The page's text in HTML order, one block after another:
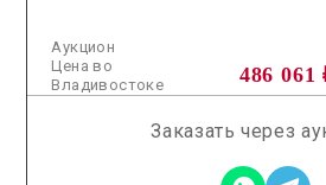
Аукцион
486 061
Цена во
Владивостоке
Заказать через